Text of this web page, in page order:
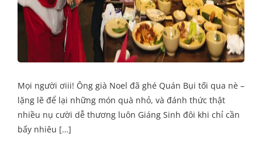
Mọi người ơiii! Ông già Noel đã ghé Quán Bụi tối qua nè –
lặng lẽ để lại những món quà nhỏ, và đánh thức thật
nhiều nụ cười dễ thương luôn Giáng Sinh đôi khi chỉ cần
bấy nhiêu […]